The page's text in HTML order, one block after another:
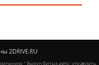
вам
2DRIVE.RU
· Выкуп битых авто: что делать